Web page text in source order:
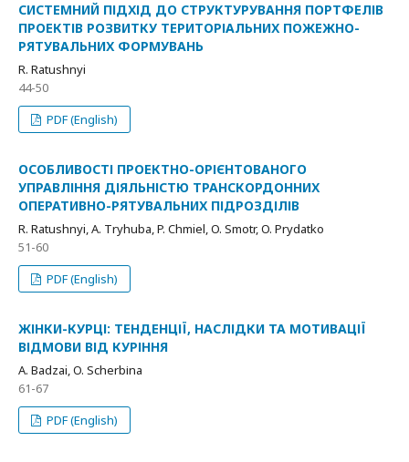
СИСТЕМНИЙ ПІДХІД ДО СТРУКТУРУВАННЯ ПОРТФЕЛІВ
ПРОЕКТІВ РОЗВИТКУ ТЕРИТОРІАЛЬНИХ ПОЖЕЖНО-
РЯТУВАЛЬНИХ ФОРМУВАНЬ
R. Ratushnyi
44-50
PDF (English)
ОСОБЛИВОСТІ ПРОЕКТНО-ОРІЄНТОВАНОГО
УПРАВЛІННЯ ДІЯЛЬНІСТЮ ТРАНСКОРДОННИХ
ОПЕРАТИВНО-РЯТУВАЛЬНИХ ПІДРОЗДІЛІВ
R. Ratushnyi, A. Тryhuba, P. Chmiel, O. Smotr, O. Prydatko
51-60
PDF (English)
ЖІНКИ-КУРЦІ: ТЕНДЕНЦІЇ, НАСЛІДКИ ТА МОТИВАЦІЇ
ВІДМОВИ ВІД КУРІННЯ
A. Badzai, O. Scherbіna
61-67
PDF (English)